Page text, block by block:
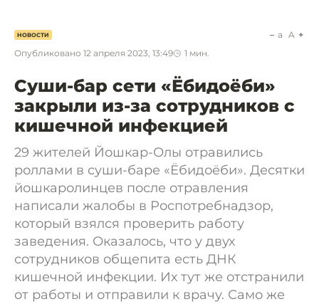
НОВОСТИ
Опубликовано 12 апреля 2023, 13:49 1 мин.
a A
Суши-бар сети «Ёбидоёби»
закрыли из-за сотрудников с
кишечной инфекцией
29 жителей Йошкар-Олы отравились
роллами в суши-баре «Ёбидоёби». Десятки
йошкаролинцев после отравления
написали жалобы в Роспотребнадзор,
который взялся проверить работу
заведения. Оказалось, что у двух
сотрудников общепита есть ДНК
кишечной инфекции. Их тут же отстранили
от работы и отправили к врачу. Само же